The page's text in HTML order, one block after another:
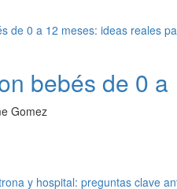
bebés de 0
Gomez